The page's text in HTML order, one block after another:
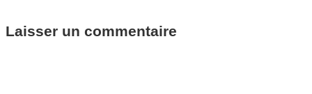
Laisser un commentaire